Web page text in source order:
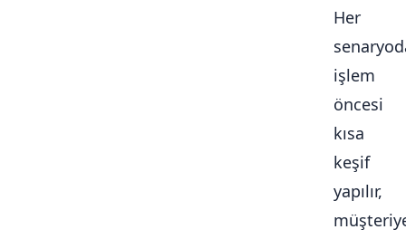
Her
işlem
öncesi
kısa
keşif
yapılır,